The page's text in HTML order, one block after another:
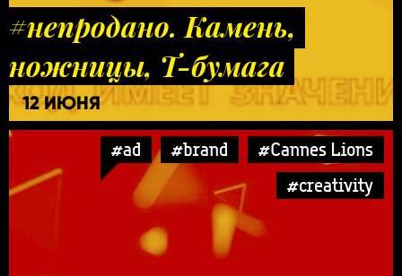
#непродано. Камень,
ножницы, Т-бумага
12 ИЮНЯ
#ad #brand
#Cannes Lions
#creativity